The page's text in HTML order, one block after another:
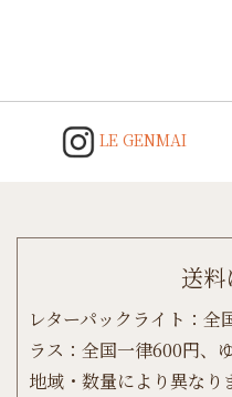
LE GENMAI
送料
レターパックライト：全
ラス：全国一律600円、
地域・数量により異なり